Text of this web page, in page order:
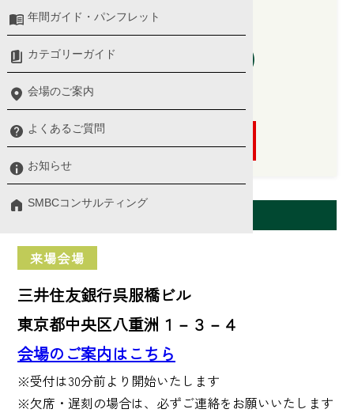
年間ガイド・パンフレット
カテゴリーガイド
会場のご案内
よくあるご質問
お知らせ
SMBCコンサルティング
2026/09/08(火)
10:00 〜 17:00
会場案内
来場会場
三井住友銀行呉服橋ビル
東京都中央区八重洲１－３－４
会場のご案内はこちら
※受付は30分前より開始いたします
※欠席・遅刻の場合は、必ずご連絡をお願いいたします